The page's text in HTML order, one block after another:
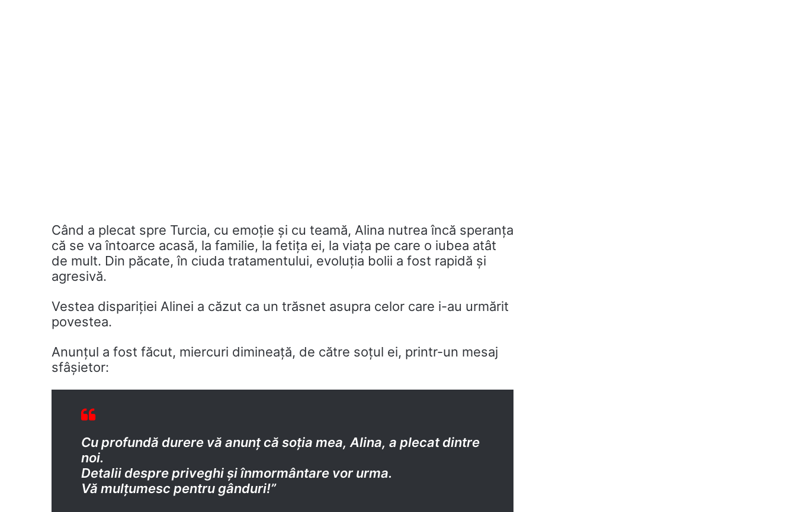
Când a plecat spre Turcia, cu emoție și cu teamă, Alina nutrea încă speranța
că se va întoarce acasă, la familie, la fetița ei, la viața pe care o iubea atât
de mult. Din păcate, în ciuda tratamentului, evoluția bolii a fost rapidă și
agresivă.
Vestea dispariției Alinei a căzut ca un trăsnet asupra celor care i-au urmărit
povestea.
Anunțul a fost făcut, miercuri dimineață, de către soțul ei, printr-un mesaj
sfâșietor:
Cu profundă durere vă anunț că soția mea, Alina, a plecat dintre
noi.
Detalii despre priveghi și înmormântare vor urma.
Vă mulțumesc pentru gânduri!”